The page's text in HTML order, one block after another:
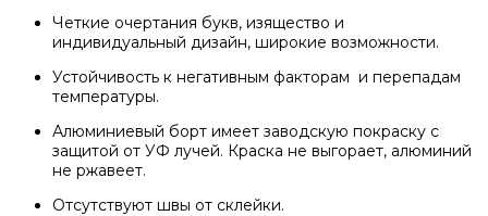
Четкие очертания букв, изящество и
индивидуальный дизайн, широкие возможности.
Устойчивость к негативным факторам и перепадам
температуры.
Алюминиевый борт имеет заводскую покраску с
защитой от УФ лучей. Краска не выгорает, алюминий
не ржавеет.
Отсутствуют швы от склейки.